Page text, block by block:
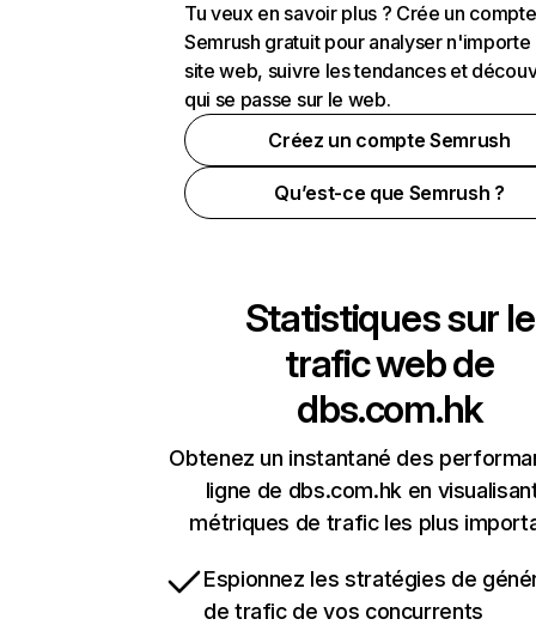
Tu veux en savoir plus ? Crée un compte
Semrush gratuit pour analyser n'importe
site web, suivre les tendances et
qui se passe sur le web.
Créez un compte Semrush
Qu’est-ce que Semrush ?
Statistiques sur le
trafic web de
dbs.com.hk
Obtenez un instantané des
ligne de dbs.com.hk en
métriques de trafic les plus
Espionnez les stratégies de
de trafic de vos concurrents